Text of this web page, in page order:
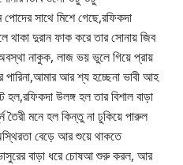
পোদের সাথে মিশে গেছে,রফিকদা
থাকা দুরান ফাক করে তার সোনায় জিব
নাকুক, লাজ ভয় ভুলে গিয়ে প্রায়
আর শ্য হচ্ছেনা ভাবী আহ
উলঙ্গ হল তার বিশাল বাড়া
তৈরী মনে হল কিন্তু না ঢুকিয়ে পারুল
বেড়ে আর শুয়ে থাকতে
বাড়া ধরে চোষআ শুরু করল, আর